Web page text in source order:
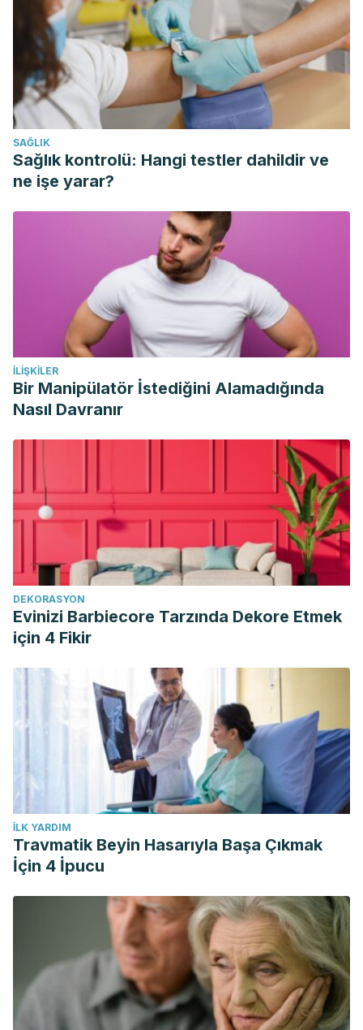
(Chloroform). 2016. Available
at:https://www.atsdr.cdc.gov/es/phs/es_phs6.html.
Accessed
10/28, 2018.
EPA. Agencia de Protección Ambiental de Estados Unidos.
2018. Available at:https://espanol.epa.gov/
. Accessed
10/28, 2018.
Wikipedia. Agencia de Protección Ambiental (Estados
Unidos). 2018. Available
at: https://es.wikipedia.org/wiki/
SAĞLIK
Sağlık kontrolü: Hangi testler dahildir ve
ne işe yarar?
İLIŞKILER
Bir Manipülatör İstediğini Alamadığında
Nasıl Davranır
DEKORASYON
Evinizi Barbiecore Tarzında Dekore Etmek
için 4 Fikir
İLK YARDIM
Travmatik Beyin Hasarıyla Başa Çıkmak
İçin 4 İpucu